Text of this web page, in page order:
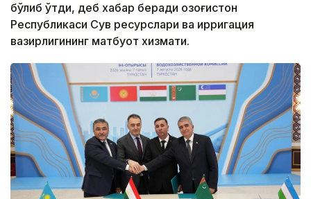
бўлиб ўтди, деб хабар беради Қозоғистон
Республикаси Сув ресурслари ва ирригация
вазирлигининг матбуот хизмати.